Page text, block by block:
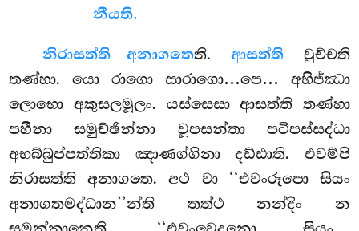
නීයති.
නිරාසත්ති අනාගතෙති. ආසත්තිවුච්චති
තණ්හා. යො රාගො සාරාගො…පෙ… අභිජ්ඣා
ලොභො අකුසලමූලං. යස්සෙසා ආසත්ති තණ්හා
පහීනා සමුච්ඡින්නා වූපසන්තා පටිපස්සද්ධා
අභබ්බුප්පත්තිකා ඤාණග්ගිනා දඩ්ඪාති. එවම්පි
නිරාසත්ති අනාගතෙ. අථ වා ‘‘එවංරූපො සියං
අනාගතමද්ධාන’’න්ති තත්ථ නන්දිං න